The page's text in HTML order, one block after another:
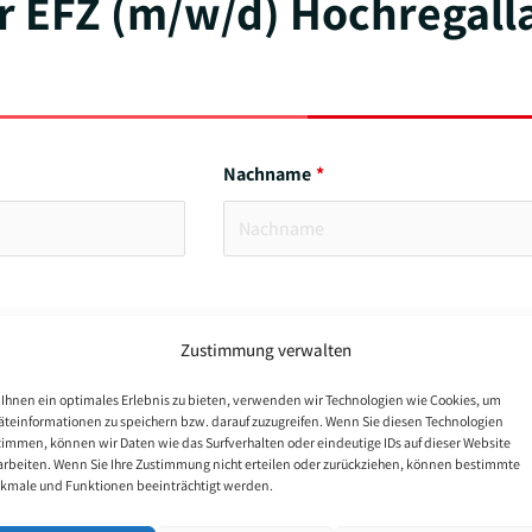
Zustimmung verwalten
ein optimales Erlebnis zu bieten, verwenden wir Technologien wie Cookies, um
zu speichern bzw. darauf zuzugreifen. Wenn Sie diesen Technologien
können wir Daten wie das Surfverhalten oder eindeutige IDs auf dieser Website
Wenn Sie Ihre Zustimmung nicht erteilen oder zurückziehen, können bestimmte
und Funktionen beeinträchtigt werden.
Nachname